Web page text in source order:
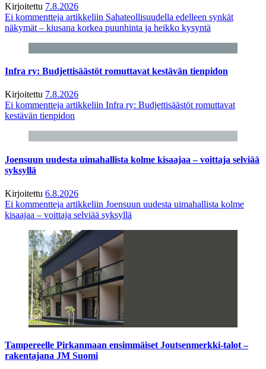
Kirjoitettu 7.8.2026
Ei kommentteja artikkeliin Sahateollisuudella edelleen synkät
näkymät – kiusana korkea puunhinta ja heikko kysyntä
Infra ry: Budjettisäästöt romuttavat kestävän tienpidon
Kirjoitettu 7.8.2026
Ei kommentteja artikkeliin Infra ry: Budjettisäästöt romuttavat
kestävän tienpidon
Joensuun uudesta uimahallista kolme kisaajaa – voittaja selviää
syksyllä
Kirjoitettu 6.8.2026
Ei kommentteja artikkeliin Joensuun uudesta uimahallista kolme
kisaajaa – voittaja selviää syksyllä
Tampereelle Pirkanmaan ensimmäiset Joutsenmerkki-talot –
rakentajana JM Suomi